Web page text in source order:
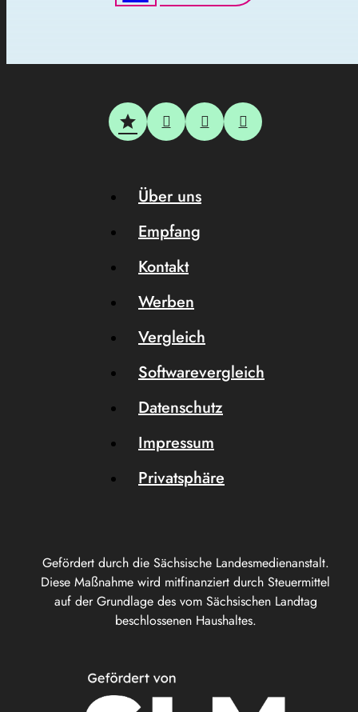
Gefördert durch die Sächsische Landesmedienanstalt.
Diese Maßnahme wird mitfinanziert durch Steuermittel
auf der Grundlage des vom Sächsischen Landtag
beschlossenen Haushaltes.
Über uns
Empfang
Kontakt
Werben
Vergleich
Softwarevergleich
Datenschutz
Impressum
Privatsphäre